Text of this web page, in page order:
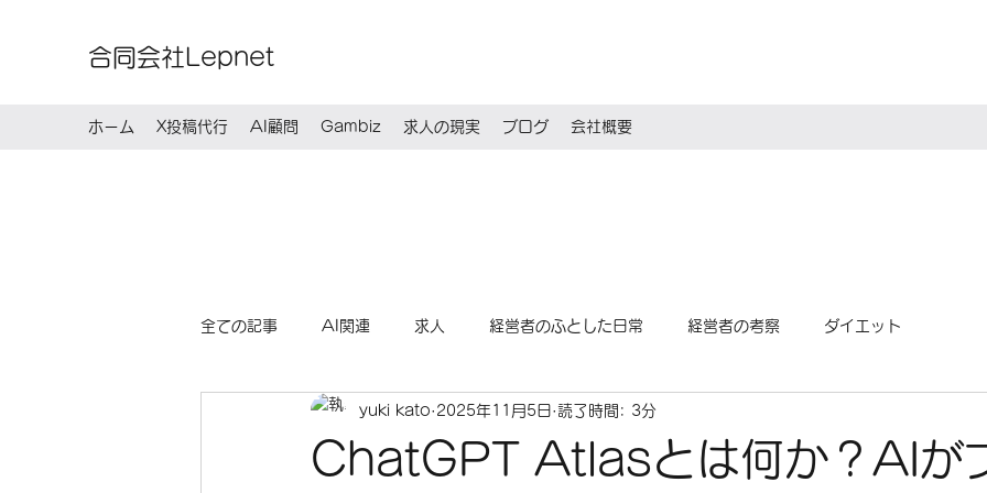
合同会社Lepnet
ホーム X投稿代行 AI顧問 Gambiz 求人の現実 ブログ 会社概要
全ての記事 AI関連 求人 経営者のふとした日常 経営者の考察 ダイエット
ChatGPT Atlasとは何か？AIが
yuki kato 2025年11月5日 読了時間: 3分